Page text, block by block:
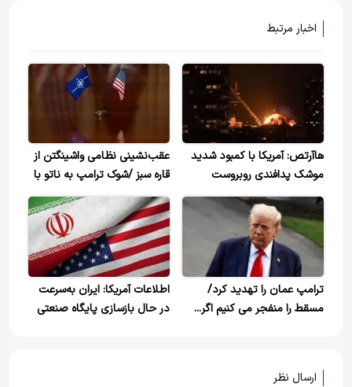
اخبار مرتبط
هاآرتص: آمریکا با کمبود شدید
موشک‌ پدافندی روبروست
عقب‌نشینی نظامی واشینگتن از
قاره سبز /شوک ترامپ به ناتو با
کاهش بی‌سابقه تجهیزات
راهبردی
ترامپ عمان را تهدید کرد/
مسقط را منفجر می کنیم اگر...
اطلاعات آمریکا: ایران به‌سرعت
در حال بازسازی پایگاه صنعتی
ارسال نظر